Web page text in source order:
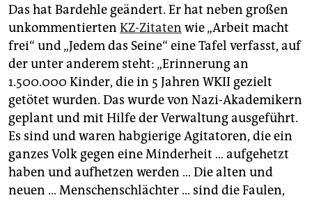
Das hat Bardehle geändert. Er hat neben großen
unkommentierten KZ-Zitaten wie „Arbeit macht
frei“ und „Jedem das Seine“ eine Tafel verfasst, auf
der unter anderem steht: „Erinnerung an
1.500.000 Kinder, die in 5 Jahren WKII gezielt
getötet wurden. Das wurde von Nazi-Akademikern
geplant und mit Hilfe der Verwaltung ausgeführt.
Es sind und waren habgierige Agitatoren, die ein
ganzes Volk gegen eine Minderheit … aufgehetzt
haben und aufhetzen werden … Die alten und
neuen … Menschenschlächter … sind die Faulen,